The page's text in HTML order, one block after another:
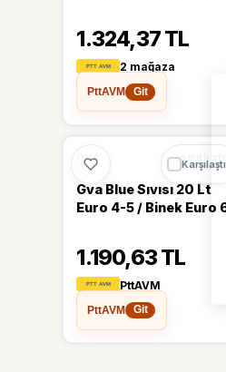
1.324,37 TL
2 mağaza
PttAVM
Git
GVA sınırlı
Gva Blue Sıvısı 20 Lt
Euro 4-5 / Binek Euro
1.190,63 TL
PttAVM
PttAVM
Git